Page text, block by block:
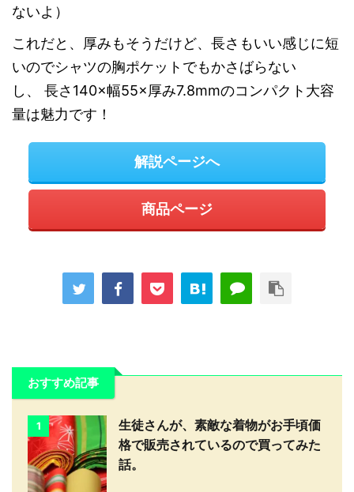
ないよ）
これだと、厚みもそうだけど、長さもいい感じに短
いのでシャツの胸ポケットでもかさばらない
し、 長さ140×幅55×厚み7.8mmのコンパクト大容
量は魅力です！
解説ページへ
商品ページ
おすすめ記事
1
生徒さんが、素敵な着物がお手頃価
格で販売されているので買ってみた
話。